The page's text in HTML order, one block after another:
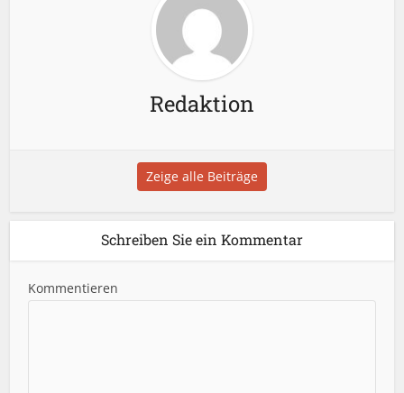
Redaktion
Zeige alle Beiträge
Schreiben Sie ein Kommentar
Kommentieren